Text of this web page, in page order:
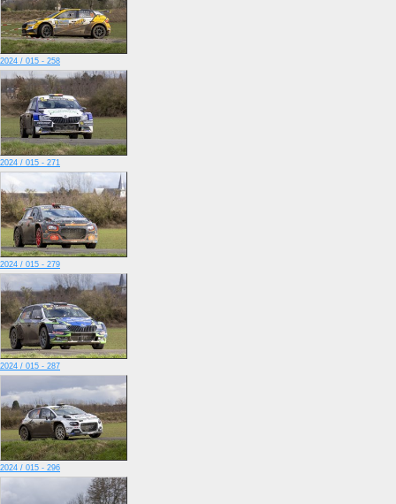
2024 / 015 - 258
2024 / 015 - 271
2024 / 015 - 279
2024 / 015 - 287
2024 / 015 - 296